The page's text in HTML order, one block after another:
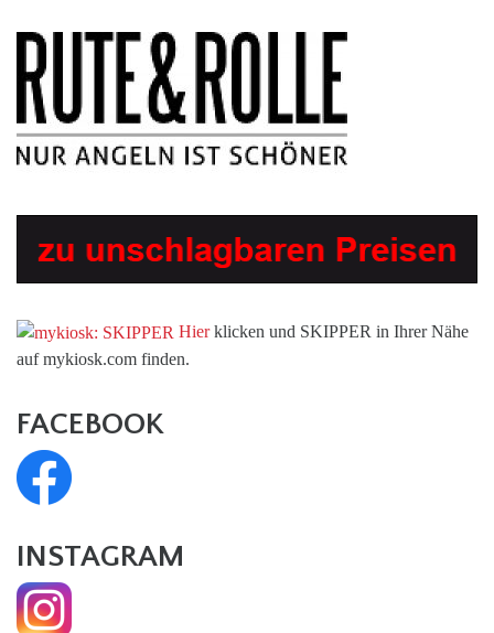
Hierklicken und SKIPPER in Ihrer Nähe
auf mykiosk.com finden.
FACEBOOK
INSTAGRAM